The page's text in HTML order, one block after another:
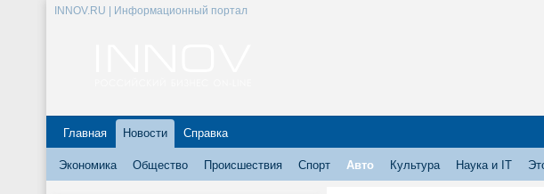
INNOV.RU | Информационный портал
Главная Новости Справка
Экономика Общество Происшествия Спорт Авто Культура Наука и IT